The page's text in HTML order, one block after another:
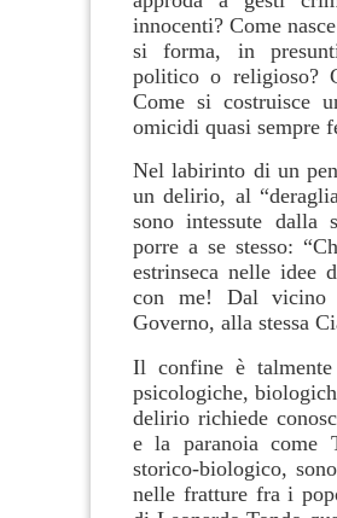
innocenti? Come
si forma, in
politico o religioso?
Come si costruisce
omicidi quasi sempre
Nel labirinto di un
un delirio, al
sono intessute dalla
porre a se stesso:
estrinseca nelle idee
con me! Dal vicino
Governo, alla stessa
Il confine è
psicologiche,
delirio richiede
e la paranoia come
storico-biologico,
nelle fratture fra i